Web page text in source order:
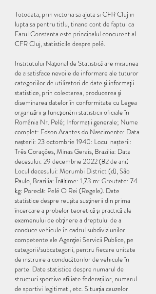
Totodata, prin victoria sa ajuta si CFR Cluj in
lupta sa pentru titlu, tinand cont de faptul ca
Farul Constanta este principalul concurent al
CFR Cluj, statisticile despre pelé.
Institutului Naţional de Statistică are misiunea
de a satisface nevoile de informare ale tuturor
categoriilor de utilizatori de date şi informaţii
statistice, prin colectarea, producerea şi
diseminarea datelor în conformitate cu Legea
organizării şi funcţionării statisticii oficiale în
România Nr. Pelé; Informații generale; Nume
complet: Edson Arantes do Nascimento: Data
nașterii: 23 octombrie 1940: Locul nașterii:
Três Corações, Minas Gerais, Brazilia: Data
decesului: 29 decembrie 2022 (82 de ani)
Locul decesului: Morumbi District ⁠(d), São
Paulo, Brazilia: Înălțime: 1,73 m: Greutate: 74
kg: Poreclă: Pelé O Rei (Regele). Date
statistice despre reuşita susţinerii din prima
încercare a probelor teoretică şi practică ale
examenului de obţinere a dreptului de a
conduce vehicule în cadrul subdiviziunilor
competente ale Agenţiei Servicii Publice, pe
categorii/subcategorii, pentru fiecare unitate
de instruire a conducătorilor de vehicule în
parte. Date statistice despre numarul de
structuri sportive afiliate federațiilor, numarul
de sportivi legitimati, etc. Situația cauzelor